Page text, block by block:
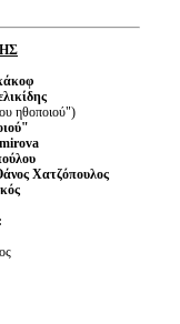
ηθοποιού")
Χατζόπουλος